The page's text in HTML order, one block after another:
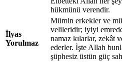
hükmünü verendir.
İlyas
Yorulmaz
Mümin erkekler ve
velileridir; iyiyi
namaz kılarlar, zekât
ederler. İşte Allah
şüphesiz üstün güç